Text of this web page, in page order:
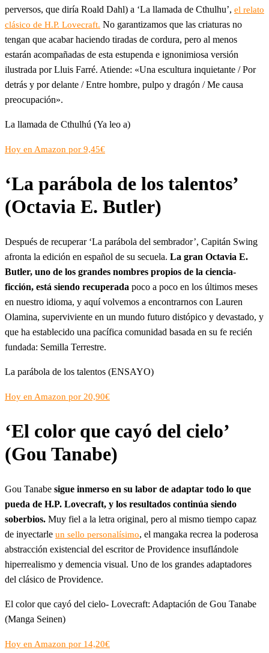
perversos, que diría Roald Dahl) a ‘La llamada de Cthulhu’, el relato
clásico de H.P. Lovecraft. No garantizamos que las criaturas no
tengan que acabar haciendo tiradas de cordura, pero al menos
estarán acompañadas de esta estupenda e ignonimiosa versión
ilustrada por Lluis Farré. Atiende: «Una escultura inquietante / Por
detrás y por delante / Entre hombre, pulpo y dragón / Me causa
preocupación».
La llamada de Cthulhú (Ya leo a)
Hoy en Amazon por 9,45€
‘La parábola de los talentos’
(Octavia E. Butler)
Después de recuperar ‘La parábola del sembrador’, Capitán Swing
afronta la edición en español de su secuela. La gran Octavia E.
Butler, uno de los grandes nombres propios de la ciencia-
ficción, está siendo recuperada poco a poco en los últimos meses
en nuestro idioma, y aquí volvemos a encontrarnos con Lauren
Olamina, superviviente en un mundo futuro distópico y devastado, y
que ha establecido una pacífica comunidad basada en su fe recién
fundada: Semilla Terrestre.
La parábola de los talentos (ENSAYO)
Hoy en Amazon por 20,90€
‘El color que cayó del cielo’
(Gou Tanabe)
Gou Tanabe sigue inmerso en su labor de adaptar todo lo que
pueda de H.P. Lovecraft, y los resultados continúa siendo
soberbios. Muy fiel a la letra original, pero al mismo tiempo capaz
de inyectarle un sello personalísimo, el mangaka recrea la poderosa
abstracción existencial del escritor de Providence insuflándole
hiperrealismo y demencia visual. Uno de los grandes adaptadores
del clásico de Providence.
El color que cayó del cielo- Lovecraft: Adaptación de Gou Tanabe
(Manga Seinen)
Hoy en Amazon por 14,20€